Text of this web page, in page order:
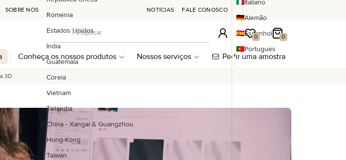
SOBRE NÓS
Roménia
Estados Unidos
Índia
Guatemala
Coreia
Vietnam
Tailândia
China - Xangai & Guangzhou
Hong-Kong
Taiwan
NOTÍCIAS FALE CONOSCO
Italiano
🇩🇪Alemão
🇪🇸Espanhol
🇵🇹Português
Pesquisar
Pesquisar Conexão 0
A minha lista de desejos
0
Meu carrinho
Conheça os nossos produtos Nossos serviços Pedir uma amostra
3D